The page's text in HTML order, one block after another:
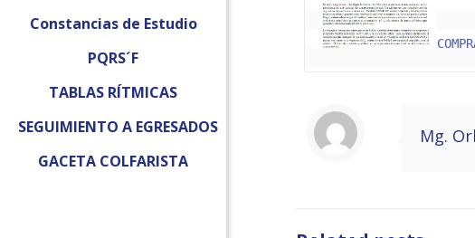
Constancias de Estudio
PQRS´F
TABLAS RÍTMICAS
SEGUIMIENTO A EGRESADOS
GACETA COLFARISTA
Mg.